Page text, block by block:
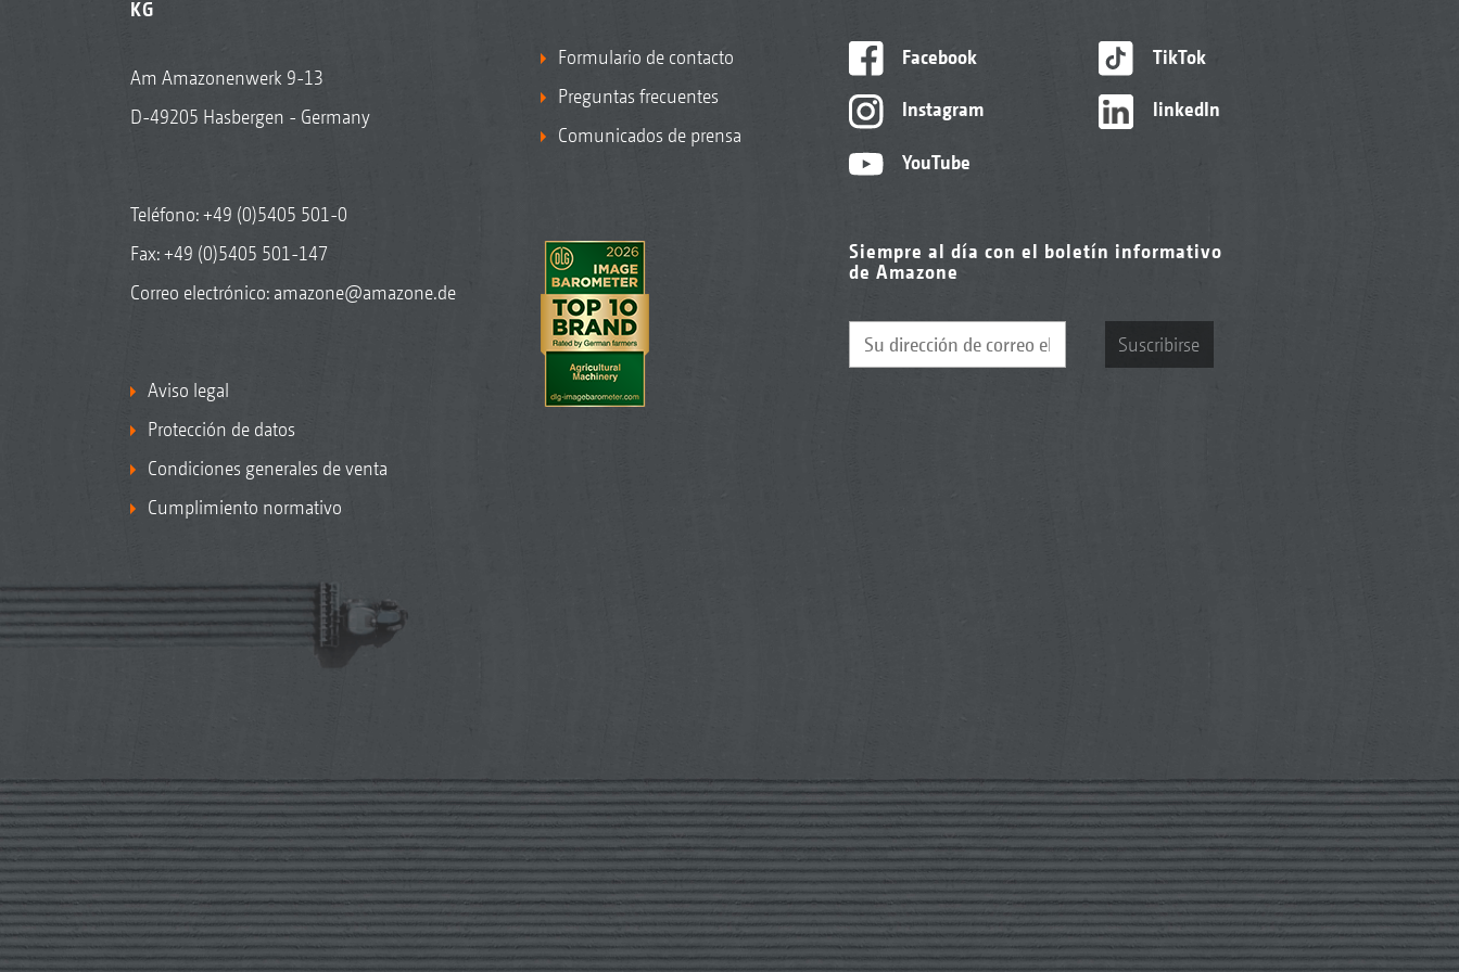
KG
Am Amazonenwerk 9-13
D-49205 Hasbergen - Germany
Teléfono:+49 (0)5405 501-0
Fax: +49 (0)5405 501-147
Correo electrónico: amazone@amazone.de
Aviso legal
Protección de datos
Condiciones generales de venta
Cumplimiento normativo
Formulario de contacto
Preguntas frecuentes
Comunicados de prensa
Facebook
Instagram
YouTube
TikTok
linkedIn
Siempre al día con el boletín informativo
de Amazone
Suscribirse